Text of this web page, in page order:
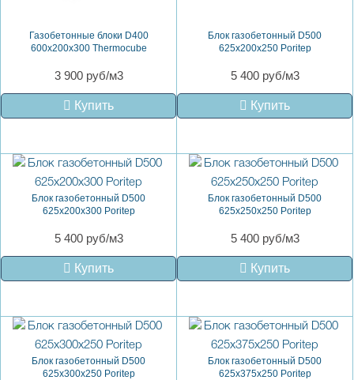
Газобетонные блоки D400
600х200х300 Thermocube
3 900 руб/м3
Купить
Блок газобетонный D500
625х200х250 Poritep
5 400 руб/м3
Купить
Блок газобетонный D500
625х200х300 Poritep
5 400 руб/м3
Купить
Блок газобетонный D500
625х250х250 Poritep
5 400 руб/м3
Купить
Блок газобетонный D500
625х300х250 Poritep
Блок газобетонный D500
625х375х250 Poritep